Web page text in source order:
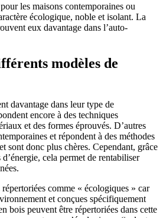
les maisons contemporaines ou
écologique, noble et isolant. La
eux davantage dans l’auto-
modèles de
davantage dans leur type de
encore à des techniques
et des formes éprouvés. D’autres
et répondent à des méthodes
sont donc plus chères. Cependant, grâce
cela permet de rentabiliser
comme « écologiques » car
et conçues spécifiquement
bois peuvent être répertoriées dans cette